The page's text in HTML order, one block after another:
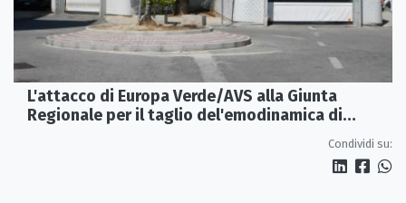
L'attacco di Europa Verde/AVS alla Giunta
Regionale per il taglio del'emodinamica di
Condividi su: